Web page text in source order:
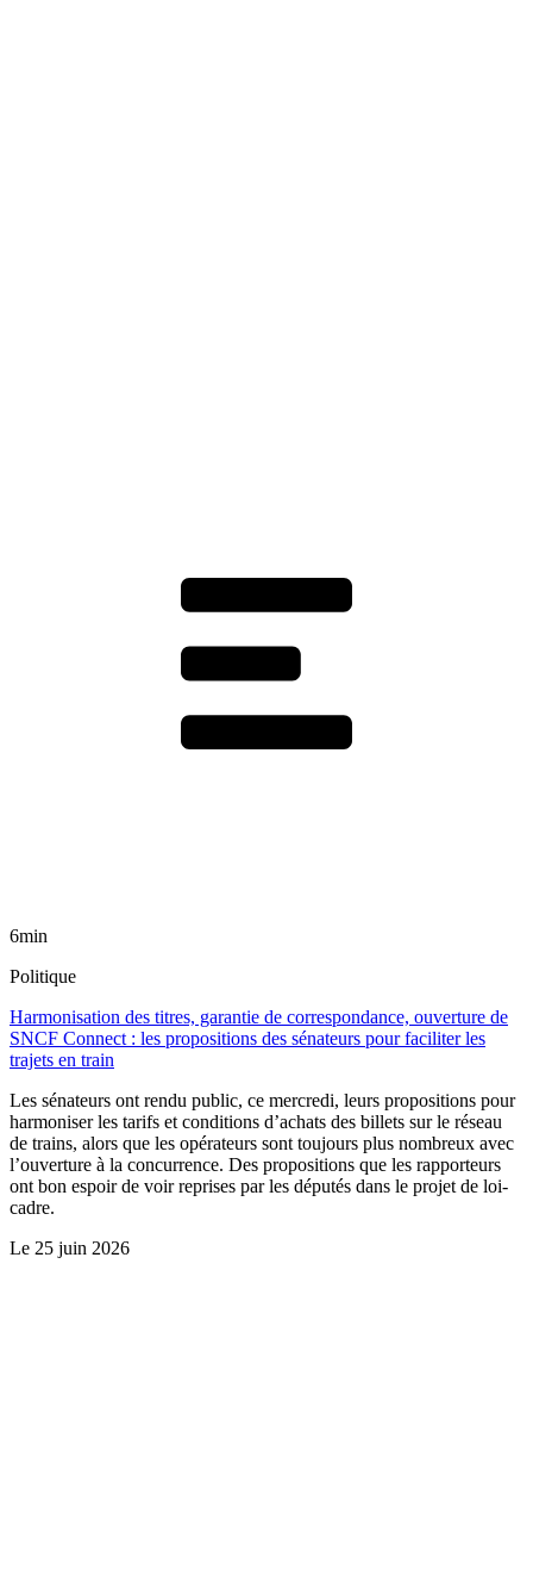
6min
Politique
Harmonisation des titres, garantie de correspondance, ouverture de
SNCF Connect : les propositions des sénateurs pour faciliter les
trajets en train
Les sénateurs ont rendu public, ce mercredi, leurs propositions pour
harmoniser les tarifs et conditions d’achats des billets sur le réseau
de trains, alors que les opérateurs sont toujours plus nombreux avec
l’ouverture à la concurrence. Des propositions que les rapporteurs
ont bon espoir de voir reprises par les députés dans le projet de loi-
cadre.
Le 25 juin 2026